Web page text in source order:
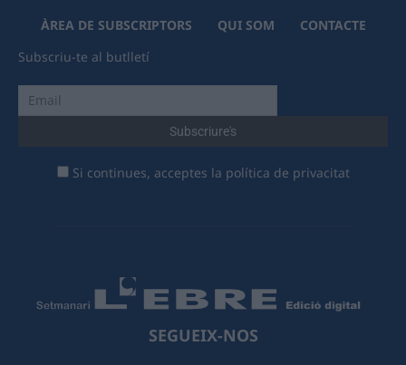
ÀREA DE SUBSCRIPTORS QUI SOM
CONTACTE
Subscriu-te al butlletí
Si continues, acceptes la política de privacitat
SEGUEIX-NOS